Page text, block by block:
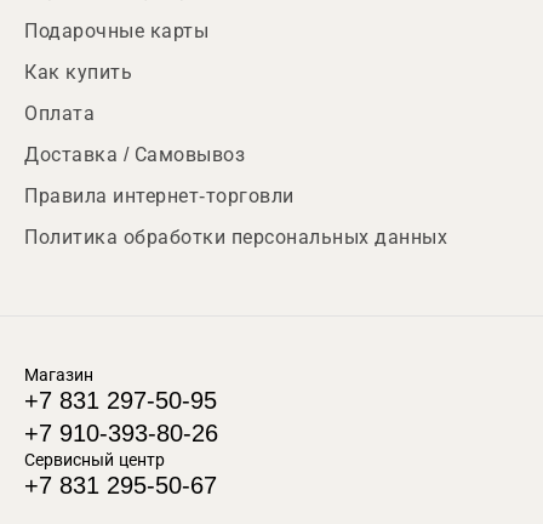
Подарочные карты
Как купить
Оплата
Доставка / Самовывоз
Правила интернет-торговли
Политика обработки персональных данных
Магазин
+7 831 297-50-95
+7 910-393-80-26
Сервисный центр
+7 831 295-50-67